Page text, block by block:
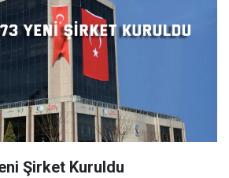
Şirket Kuruldu